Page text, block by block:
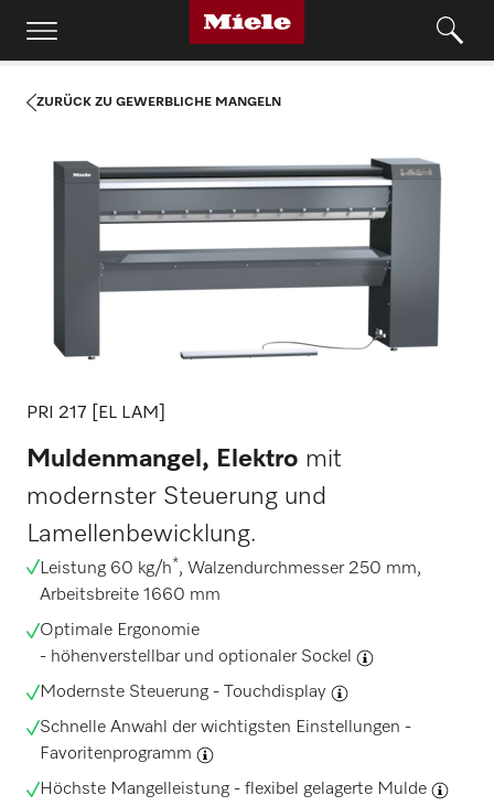
ZURÜCK ZU GEWERBLICHE MANGELN
PRI 217 [EL LAM]
Muldenmangel, Elektro mit
modernster Steuerung und
Lamellenbewicklung.
Leistung 60 kg/h*, Walzendurchmesser 250 mm,
Arbeitsbreite 1660 mm
Optimale Ergonomie
- höhenverstellbar und optionaler Sockel
Modernste Steuerung - Touchdisplay
Schnelle Anwahl der wichtigsten Einstellungen -
Favoritenprogramm
Höchste Mangelleistung - flexibel gelagerte Mulde